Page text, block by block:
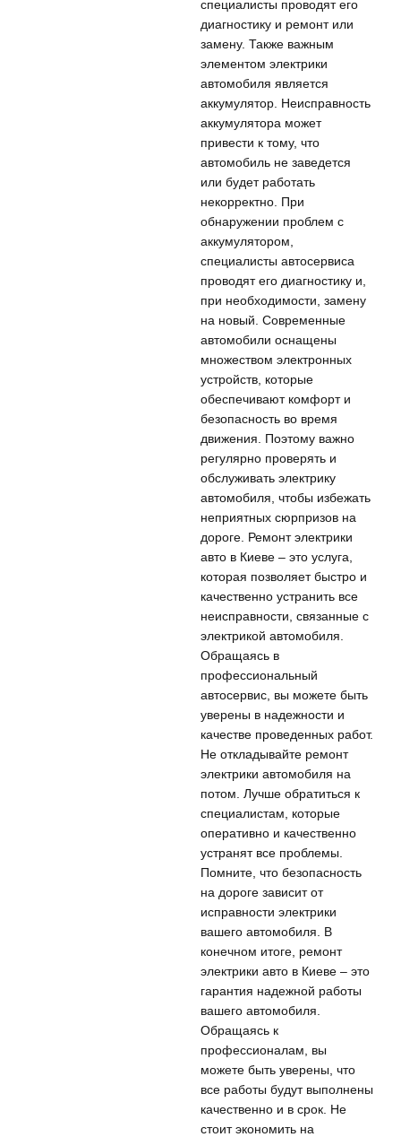
специалисты проводят его
диагностику и ремонт или
замену. Также важным
элементом электрики
автомобиля является
аккумулятор. Неисправность
аккумулятора может
привести к тому, что
автомобиль не заведется
или будет работать
некорректно. При
обнаружении проблем с
аккумулятором,
специалисты автосервиса
проводят его диагностику и,
при необходимости, замену
на новый. Современные
автомобили оснащены
множеством электронных
устройств, которые
обеспечивают комфорт и
безопасность во время
движения. Поэтому важно
регулярно проверять и
обслуживать электрику
автомобиля, чтобы избежать
неприятных сюрпризов на
дороге. Ремонт электрики
авто в Киеве – это услуга,
которая позволяет быстро и
качественно устранить все
неисправности, связанные с
электрикой автомобиля.
Обращаясь в
профессиональный
автосервис, вы можете быть
уверены в надежности и
качестве проведенных работ.
Не откладывайте ремонт
электрики автомобиля на
потом. Лучше обратиться к
специалистам, которые
оперативно и качественно
устранят все проблемы.
Помните, что безопасность
на дороге зависит от
исправности электрики
вашего автомобиля. В
конечном итоге, ремонт
электрики авто в Киеве – это
гарантия надежной работы
вашего автомобиля.
Обращаясь к
профессионалам, вы
можете быть уверены, что
все работы будут выполнены
качественно и в срок. Не
стоит экономить на